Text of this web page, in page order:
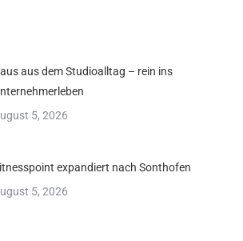
aus dem Studioalltag – rein ins
5, 2026
expandiert nach Sonthofen
5, 2026